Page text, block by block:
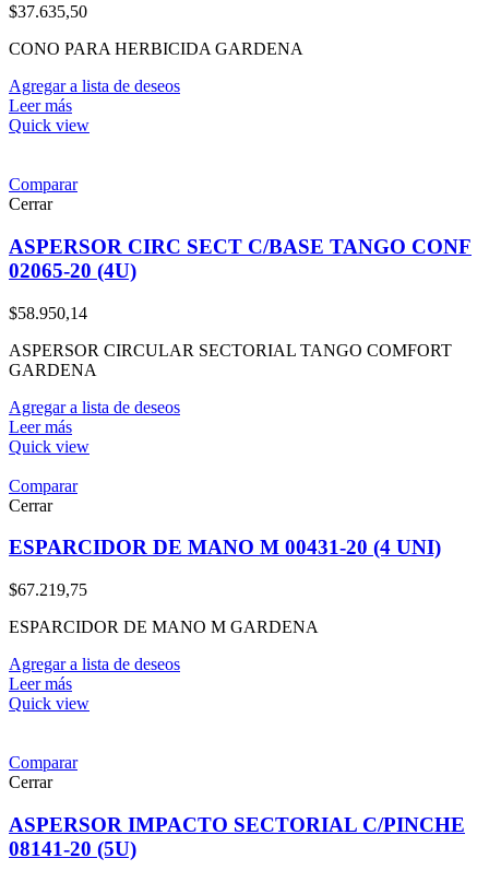
$37.635,50
CONO PARA HERBICIDA GARDENA
Agregar a lista de deseos
Leer más
Quick view
Comparar
Cerrar
ASPERSOR CIRC SECT C/BASE TANGO CONF
02065-20 (4U)
$58.950,14
ASPERSOR CIRCULAR SECTORIAL TANGO COMFORT
GARDENA
Agregar a lista de deseos
Leer más
Quick view
Comparar
Cerrar
ESPARCIDOR DE MANO M 00431-20 (4 UNI)
$67.219,75
ESPARCIDOR DE MANO M GARDENA
Agregar a lista de deseos
Leer más
Quick view
Comparar
Cerrar
ASPERSOR IMPACTO SECTORIAL C/PINCHE
08141-20 (5U)